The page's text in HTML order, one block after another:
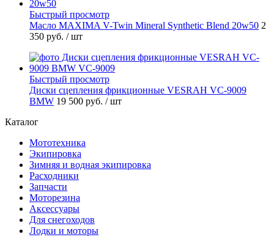
Быстрый просмотр
Масло MAXIMA V-Twin Mineral Synthetic Blend 20w50 2
350 руб. / шт
Быстрый просмотр
Диски сцепления фрикционные VESRAH VC-9009
BMW 19 500 руб. / шт
Каталог
Мототехника
Экипировка
Зимняя и водная экипировка
Расходники
Запчасти
Моторезина
Аксессуары
Для снегоходов
Лодки и моторы